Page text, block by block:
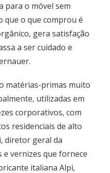
para o móvel sem
que o que comprou é
gera satisfação
a ser cuidado e
matérias-primas muito
utilizadas em
corporativos, com
residenciais de alto
diretor geral da
e vernizes que fornece
italiana Alpi,